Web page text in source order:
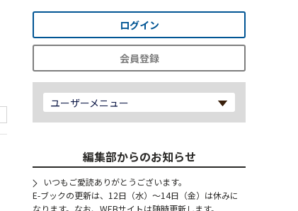
ログイン
会員登録
ユーザーメニュー
編集部からのお知らせ
いつもご愛読ありがとうございます。
E-ブックの更新は、12日（水）～14日（金）は休みに